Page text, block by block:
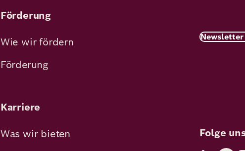
Förderung
Wie wir fördern
Förderung
Karriere
Was wir bieten
Folge